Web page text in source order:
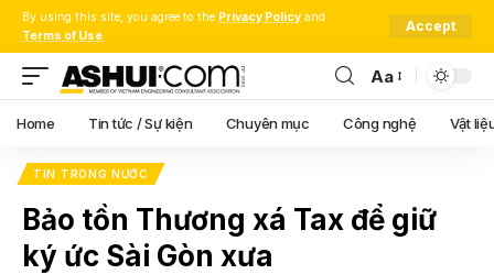
By using this site, you agree to the Privacy Policy and
Terms of Use.
Accept
Font
Resizer
Aa
Home Tin tức / Sự kiện Chuyên mục Công nghệ Vật
TIN TRONG NƯỚC
Bảo tồn Thương xá Tax để giữ
ký ức Sài Gòn xưa